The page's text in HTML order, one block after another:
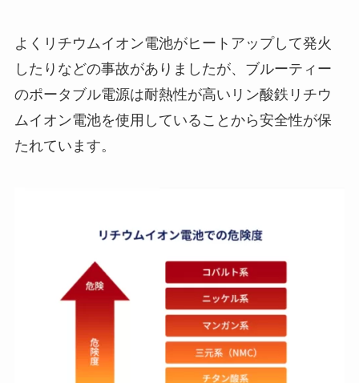
よくリチウムイオン電池がヒートアップして発火
したりなどの事故がありましたが、ブルーティー
のポータブル電源は耐熱性が高いリン酸鉄リチウ
ムイオン電池を使用していることから安全性が保
たれています。